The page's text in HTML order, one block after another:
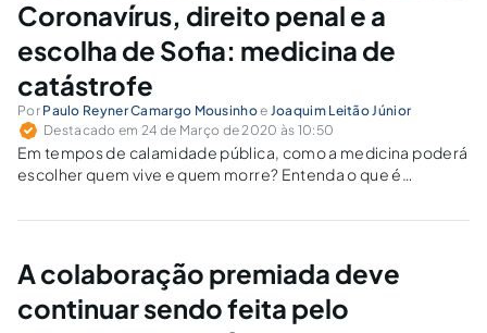
Coronavírus, direito penal e a
escolha de Sofia: medicina de
catástrofe
Por Paulo Reyner Camargo Mousinhoe Joaquim Leitão Júnior
Destacado em 24 de Março de 2020 às 10:50
Em tempos de calamidade pública, como a medicina poderá
escolher quem vive e quem morre? Entenda o que é
19 apenas esteja trazendo à tona uma situação que a saúde
A colaboração premiada deve
continuar sendo feita pelo